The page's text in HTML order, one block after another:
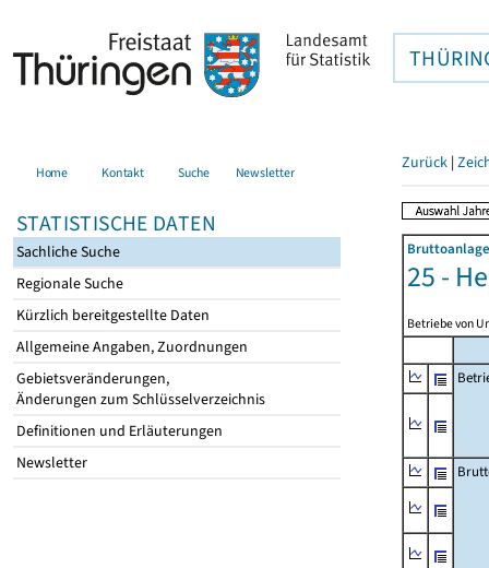
Home Kontakt Suche Newsletter
STATISTISCHE DATEN
Sachliche Suche
Regionale Suche
Kürzlich bereitgestellte Daten
Allgemeine Angaben, Zuordnungen
Gebietsveränderungen,
Änderungen zum Schlüsselverzeichnis
Definitionen und Erläuterungen
Newsletter
Zurück |
25 -
Betriebe von